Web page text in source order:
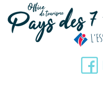
Panneau de gestion des cookies